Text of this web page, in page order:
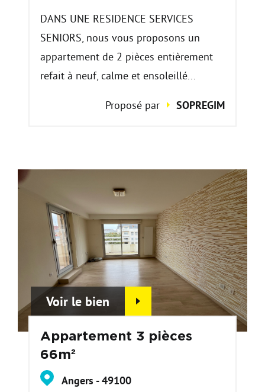
DANS UNE RESIDENCE SERVICES
SENIORS, nous vous proposons un
appartement de 2 pièces entièrement
refait à neuf, calme et ensoleillé...
Proposé par SOPREGIM
Voir le bien
Appartement 3 pièces
66m²
Angers - 49100